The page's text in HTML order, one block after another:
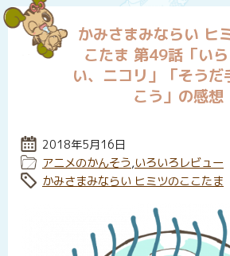
かみさまみならい ヒ
こたま 第49話「い
い、ニコリ」「そうだ
こう」の感想
投稿日:
2018年5月16日
カテゴリー:
アニメのかんそう,いろいろレビュー
タグ:
かみさまみならい ヒミツのここたま